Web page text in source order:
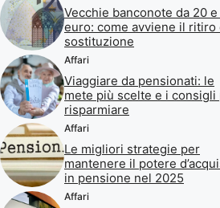
Vecchie banconote da 20
euro: come avviene il ritiro
sostituzione
Affari
Viaggiare da pensionati: le
mete più scelte e i consigli
risparmiare
Affari
Le migliori strategie per
mantenere il potere
in pensione nel 2025
Affari